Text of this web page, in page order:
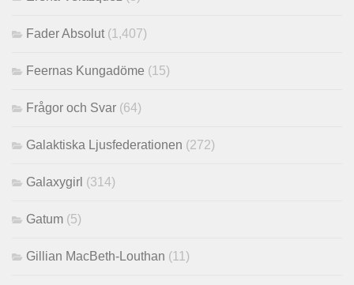
Fader Absolut (1,407)
Feernas Kungadöme (15)
Frågor och Svar (64)
Galaktiska Ljusfederationen (272)
Galaxygirl (314)
Gatum (5)
Gillian MacBeth-Louthan (11)